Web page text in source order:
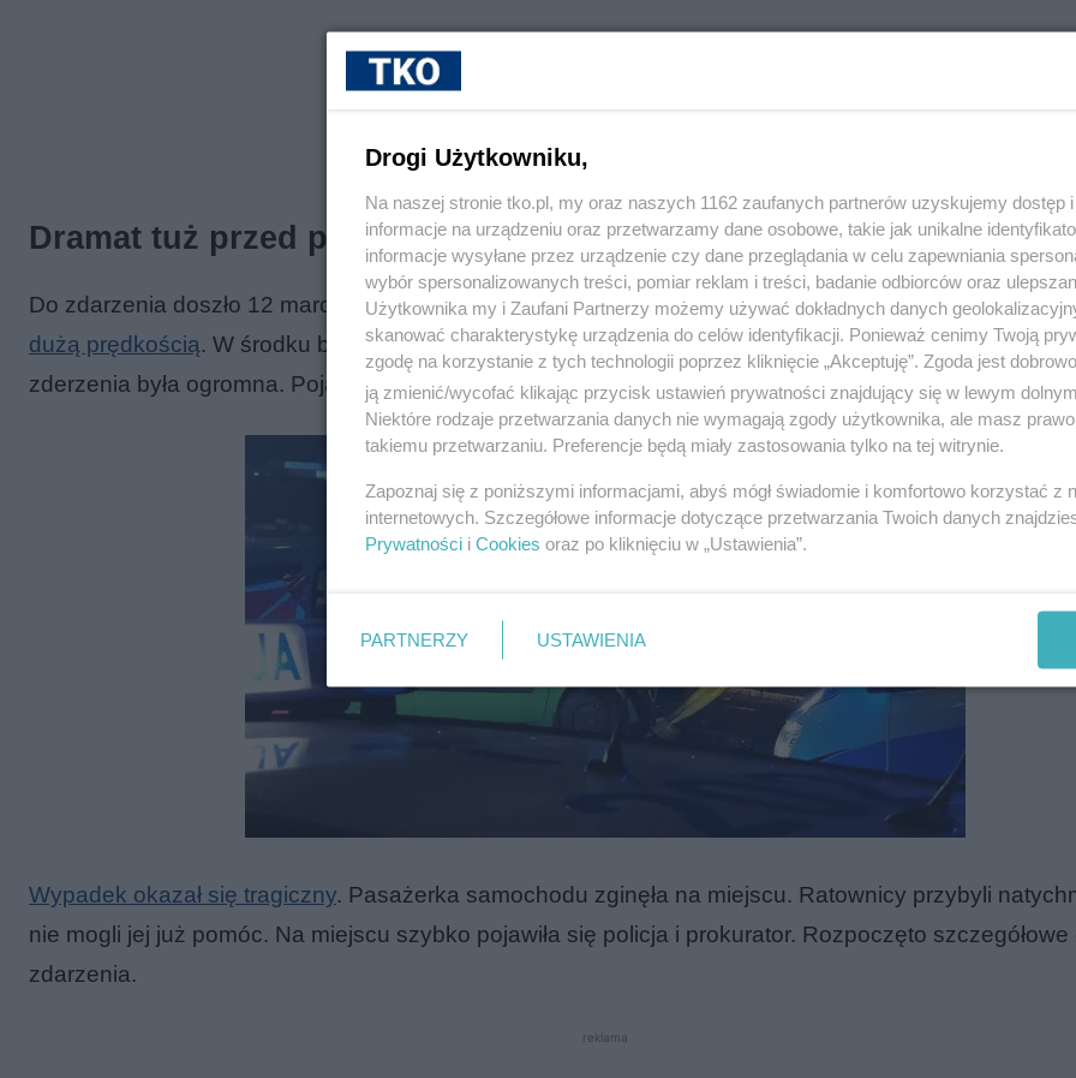
Dramat tuż przed północą
Do zdarzenia doszło 12 marca, tuż przed północą, na al. Grunwaldzkiej w Elblągu.Samochód
dużą prędkością. W środku były dwie osoby. Auto uderzyło w słup na wysepce przejścia dla
zderzenia była ogromna. Pojazd został poważnie zniszczony.
Wypadek okazał się tragiczny. Pasażerka samochodu zginęła na miejscu. Ratownicy przybyli
nie mogli jej już pomóc. Na miejscu szybko pojawiła się policja i prokurator. Rozpoczęto
zdarzenia.
reklama
Drogi Użytkowniku,
Na naszej stronie tko.pl, my oraz naszych 1162 zaufanych partnerów uzyskujemy dostęp
informacje na urządzeniu oraz przetwarzamy dane osobowe, takie jak unikalne
informacje wysyłane przez urządzenie czy dane przeglądania w celu zapewniania
wybór spersonalizowanych treści, pomiar reklam i treści, badanie odbiorców oraz
Użytkownika my i Zaufani Partnerzy możemy używać dokładnych danych
skanować charakterystykę urządzenia do celów identyfikacji. Ponieważ cenimy Twoją
zgodę na korzystanie z tych technologii poprzez kliknięcie „Akceptuję”. Zgoda jest
ją zmienić/wycofać klikając przycisk ustawień prywatności znajdujący się w lewym
Niektóre rodzaje przetwarzania danych nie wymagają zgody użytkownika, ale masz
takiemu przetwarzaniu. Preferencje będą miały zastosowania tylko na tej witrynie.
Zapoznaj się z poniższymi informacjami, abyś mógł świadomie i komfortowo korzystać z
internetowych. Szczegółowe informacje dotyczące przetwarzania Twoich danych
Prywatności i Cookies oraz po kliknięciu w „Ustawienia”.
PARTNERZY USTAWIENIA